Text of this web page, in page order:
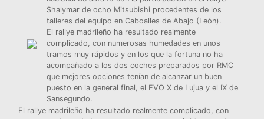
Shalymar de ocho Mitsubishi procedentes de los
talleres del equipo en Caboalles de Abajo (León).
El rallye madrileño ha resultado realmente
complicado, con numerosas humedades en unos
tramos muy rápidos y en los que la fortuna no ha
acompañado a los dos coches preparados por RMC
que mejores opciones tenían de alcanzar un buen
puesto en la general final, el EVO X de Lujua y el IX de
Sansegundo.
El rallye madrileño ha resultado realmente complicado, con